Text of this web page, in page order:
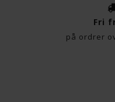
Fri
på ordrer